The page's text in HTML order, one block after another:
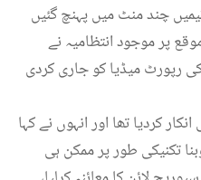
چند منٹ میں پہنچ گئیں
پر موجود انتظامیہ نے
رپورٹ میڈیا کو جاری کردی
کردیا تھا اور انہوں نے کہا
تکنیکی طور پر ممکن ہی